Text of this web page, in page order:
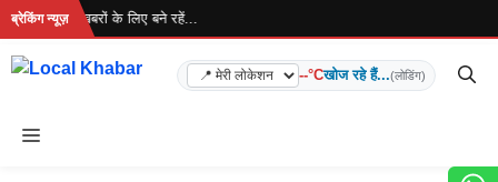
Skip
content
ब्रेकिंग न्यूज़
है... ताज़ा खबरों के लिए बने रहें...
--°Cखोज रहे हैं...(लोडिंग)
Menu